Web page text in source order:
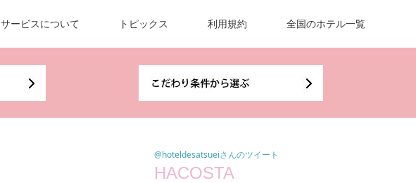
サービスについて トピックス 利用規約 全国のホテル一覧
@hoteldesatsueiさんのツイート
HACOSTA